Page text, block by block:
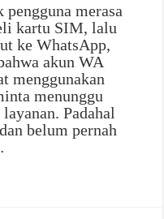
merasa
kartu SIM, lalu
ke WhatsApp,
akun WA
menggunakan
menunggu
Padahal
belum pernah